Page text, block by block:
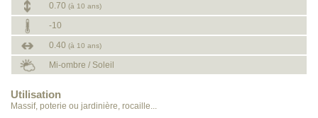
0.70 (à 10 ans)
-10
0.40 (à 10 ans)
Mi-ombre / Soleil
Utilisation
Massif, poterie ou jardinière, rocaille...